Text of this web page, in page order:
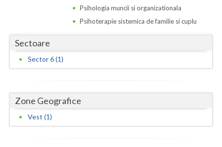
Harghita
Iasi
Ilfov
Psihologia muncii si organizationala
Psihoterapie sistemica de familie si cuplu
Sectoare
Sector 6 (1)
Zone Geografice
Vest (1)